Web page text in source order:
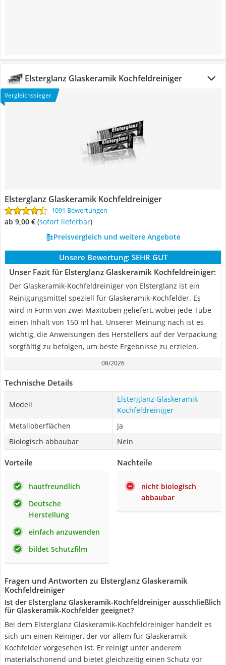
Elsterglanz Glaskeramik Kochfeldreiniger
Vergleichssieger
Elsterglanz Glaskeramik Kochfeldreiniger
1091 Bewertungen
ab 9,00 € ( Sofort lieferbar)
Preisvergleich und weitere Angebote
Unsere Bewertung: SEHR GUT
Unser Fazit für Elsterglanz Glaskeramik Kochfeldreiniger:
Der Glaskeramik-Kochfeldreiniger von Elsterglanz ist ein
Reinigungsmittel speziell für Glaskeramik-Kochfelder. Es
wird in Form von zwei Maxituben geliefert, wobei jede Tube
einen Inhalt von 150 ml hat. Unserer Meinung nach ist es
wichtig, die Anweisungen des Herstellers auf der Verpackung
sorgfältig zu befolgen, um beste Ergebnisse zu erzielen.
08/2026
Technische Details
Modell
Elsterglanz Glaskeramik
Kochfeldreiniger
Metalloberflächen
Ja
Biologisch abbaubar
Nein
Vorteile
hautfreundlich
Deutsche
Herstellung
einfach anzuwenden
bildet Schutzfilm
Nachteile
nicht biologisch
abbaubar
Fragen und Antworten zu Elsterglanz Glaskeramik
Kochfeldreiniger
Ist der Elsterglanz Glaskeramik-Kochfeldreiniger ausschließlich
für Glaskeramik-Kochfelder geeignet?
Bei dem Elsterglanz Glaskeramik-Kochfeldreiniger handelt es
sich um einen Reiniger, der vor allem für Glaskeramik-
Kochfelder vorgesehen ist. Er reinigt unter anderem
materialschonend und bietet gleichzeitig einen Schutz vor